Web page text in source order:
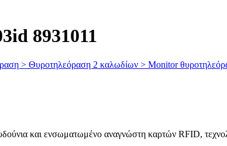
8931011
> Θυροτηλεόραση 2 καλωδίων > Μonitor
και ενσωματωμένο αναγνώστη καρτών RFID,